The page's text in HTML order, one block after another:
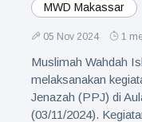
MWD Makassar
05 Nov 2024 1
Muslimah Wahdah
melaksanakan
Jenazah (PPJ) di
(03/11/2024).